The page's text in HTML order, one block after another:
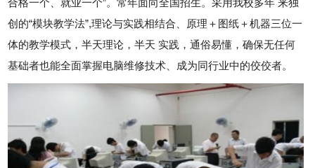
合格一个、就业一个”。常年面向全国招生。采用我校多年 来独
创的“模块教学法”,理论与实践相结合、原理＋图纸＋机器三位一
体的教学模式，半天理论，半天 实践，通俗易懂，确保无任何
基础者也能全面掌握电脑维修技术、成为同行业中的佼佼者。